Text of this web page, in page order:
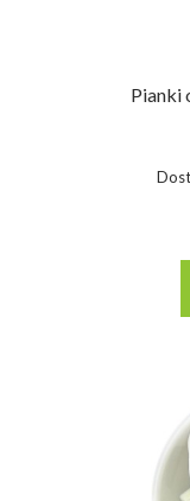
Pianki